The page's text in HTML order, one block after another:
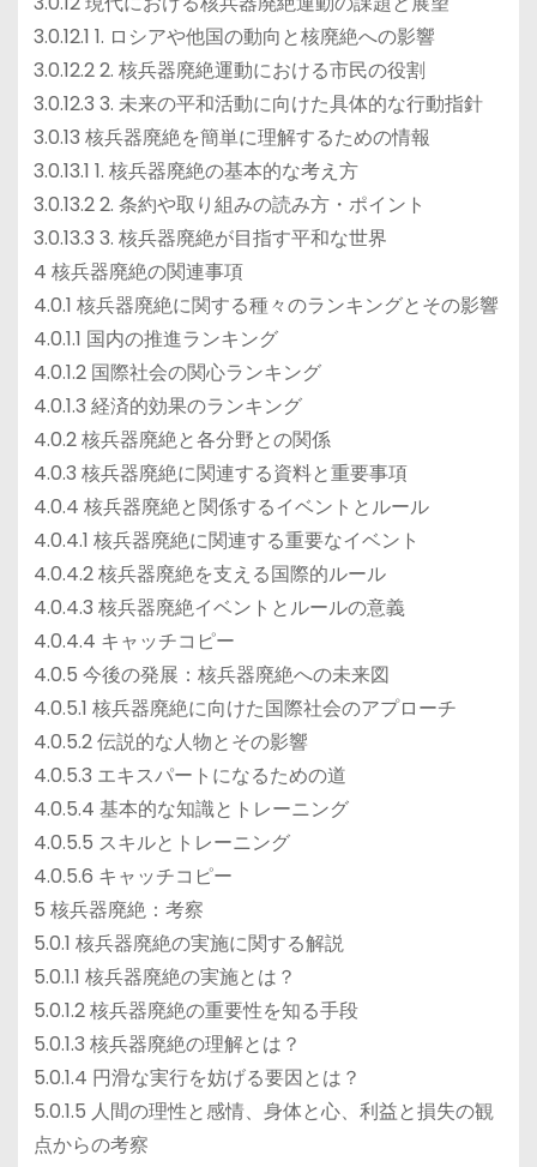
3.0.12.1 1. ロシアや他国の動向と核廃絶への影響
3.0.12.2 2. 核兵器廃絶運動における市民の役割
3.0.12.3 3. 未来の平和活動に向けた具体的な行動指針
3.0.13 核兵器廃絶を簡単に理解するための情報
3.0.13.1 1. 核兵器廃絶の基本的な考え方
3.0.13.2 2. 条約や取り組みの読み方・ポイント
3.0.13.3 3. 核兵器廃絶が目指す平和な世界
4 核兵器廃絶の関連事項
4.0.1 核兵器廃絶に関する種々のランキングとその影響
4.0.1.1 国内の推進ランキング
4.0.1.2 国際社会の関心ランキング
4.0.1.3 経済的効果のランキング
4.0.2 核兵器廃絶と各分野との関係
4.0.3 核兵器廃絶に関連する資料と重要事項
4.0.4 核兵器廃絶と関係するイベントとルール
4.0.4.1 核兵器廃絶に関連する重要なイベント
4.0.4.2 核兵器廃絶を支える国際的ルール
4.0.4.3 核兵器廃絶イベントとルールの意義
4.0.4.4 キャッチコピー
4.0.5 今後の発展：核兵器廃絶への未来図
4.0.5.1 核兵器廃絶に向けた国際社会のアプローチ
4.0.5.2 伝説的な人物とその影響
4.0.5.3 エキスパートになるための道
4.0.5.4 基本的な知識とトレーニング
4.0.5.5 スキルとトレーニング
4.0.5.6 キャッチコピー
5 核兵器廃絶：考察
5.0.1 核兵器廃絶の実施に関する解説
5.0.1.1 核兵器廃絶の実施とは？
5.0.1.2 核兵器廃絶の重要性を知る手段
5.0.1.3 核兵器廃絶の理解とは？
5.0.1.4 円滑な実行を妨げる要因とは？
5.0.1.5 人間の理性と感情、身体と心、利益と損失の観
点からの考察